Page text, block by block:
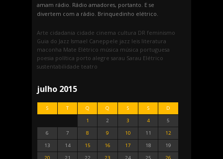
amam rádio. Rádio amadores, portanto. E se
divertem com a rádio. Brinquedinho elétrico.
Arte cidadania cidade cinema cultura DR feminismo
Guia do Jazz Ismael Caneppele jazz leis literatura
maconha Mate Elétrico música música portuguesa
poesia política porto alegre sarau Sarau Elétrico
sustentabilidade teatro
julho 2015
S T Q Q S S
D
1
2 3 4
5
6
7 8 9 10 11
12
13
14 15 16 17 18
19